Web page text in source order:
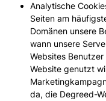
Analytische
Seiten am
Domänen unsere
wann unsere
Websites
Website genutzt
da, die Degreed-